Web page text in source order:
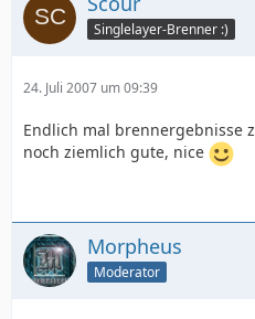
Singlelayer-Brenner :)
24. Juli 2007 um 09:39
Endlich mal brennergebnisse
noch ziemlich gute, nice
Morpheus
Moderator